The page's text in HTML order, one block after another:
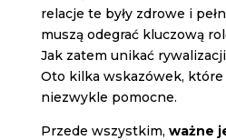
relacje te były zdrowe i
muszą odegrać kluczową
Jak zatem unikać
Oto kilka wskazówek, które
niezwykle pomocne.
Przede wszystkim, ważne